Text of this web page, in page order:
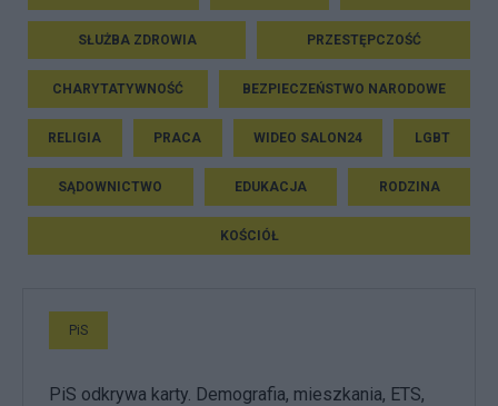
SŁUŻBA ZDROWIA PRZESTĘPCZOŚĆ
CHARYTATYWNOŚĆ BEZPIECZEŃSTWO NARODOWE
RELIGIA PRACA WIDEO SALON24 LGBT
SĄDOWNICTWO EDUKACJA RODZINA
KOŚCIÓŁ
PiS
PiS odkrywa karty. Demografia, mieszkania, ETS,